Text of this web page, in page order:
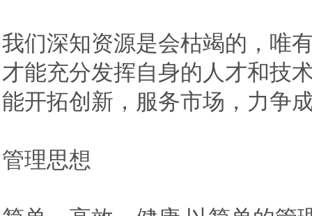
我们深知资源是会枯竭的，唯
才能充分发挥自身的人才和技
能开拓创新，服务市场，力争
管理思想